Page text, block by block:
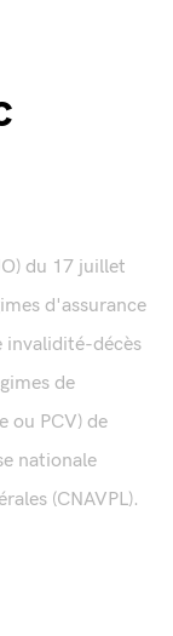
du 17 juillet
d'assurance
invalidité-décès
de
ou PCV) de
nationale
(CNAVPL).